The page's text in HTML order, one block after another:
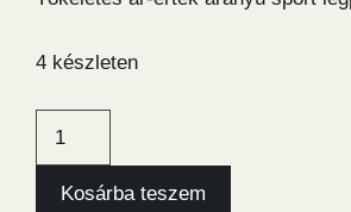
4 készleten
Artemis
CP1-Kosárba teszem